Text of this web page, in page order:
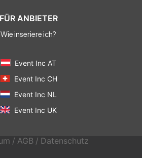
FÜR ANBIETER
Wie inseriere ich?
Event Inc AT
Event Inc CH
Event Inc NL
Event Inc UK
/ AGB / Datenschutz